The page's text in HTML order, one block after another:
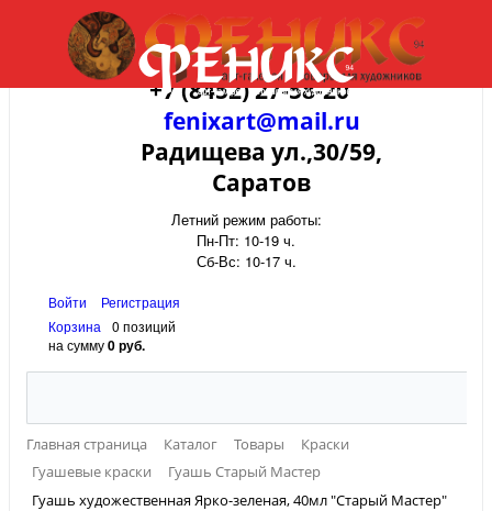
+7 (8452) 27-58-20
fenixart@mail.ru
Радищева ул.,30/59,
Саратов
Летний режим работы:
Пн-Пт: 10-19 ч.
Сб-Вс: 10-17 ч.
Войти
Регистрация
Корзина
0 позиций
на сумму0 руб.
Главная страница Каталог Товары
Краски
Гуашевые краски
Гуашь Старый Мастер
Гуашь художественная Ярко-зеленая, 40мл "Старый Мастер"